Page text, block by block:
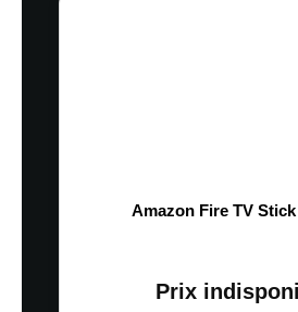
Amazon Fire TV
Prix